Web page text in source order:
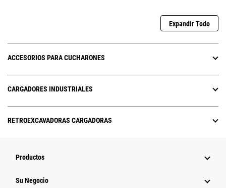
Expandir Todo
ACCESORIOS PARA CUCHARONES
CARGADORES INDUSTRIALES
RETROEXCAVADORAS CARGADORAS
Productos
Su Negocio